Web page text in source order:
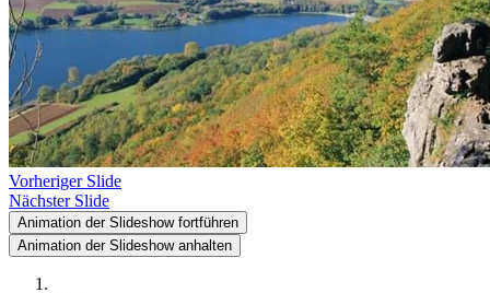
Vorheriger Slide
Nächster Slide
Animation der Slideshow fortführen
Animation der Slideshow anhalten